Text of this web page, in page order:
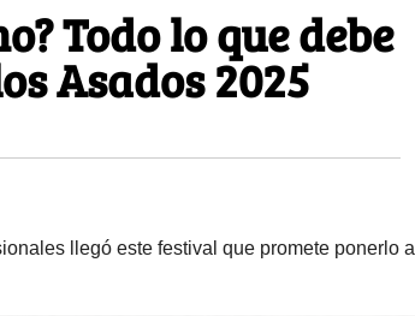
Todo lo que debe
Asados 2025
llegó este festival que promete ponerlo a